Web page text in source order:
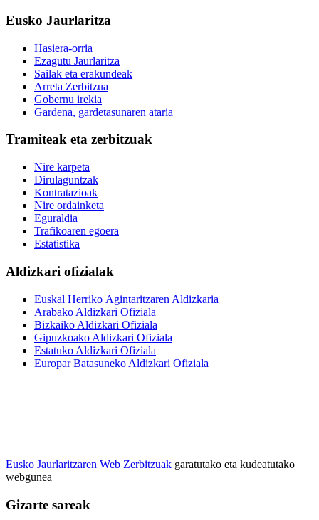
Eusko Jaurlaritza
Hasiera-orria
Ezagutu Jaurlaritza
Sailak eta erakundeak
Arreta Zerbitzua
Gobernu irekia
Gardena, gardetasunaren ataria
Tramiteak eta zerbitzuak
Nire karpeta
Dirulaguntzak
Kontratazioak
Nire ordainketa
Eguraldia
Trafikoaren egoera
Estatistika
Aldizkari ofizialak
Euskal Herriko Agintaritzaren Aldizkaria
Arabako Aldizkari Ofiziala
Bizkaiko Aldizkari Ofiziala
Gipuzkoako Aldizkari Ofiziala
Estatuko Aldizkari Ofiziala
Europar Batasuneko Aldizkari Ofiziala
Eusko Jaurlaritzaren Web Zerbitzuak garatutako eta kudeatutako
webgunea
Gizarte sareak